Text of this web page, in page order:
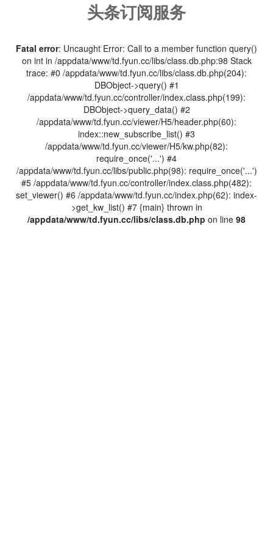
头条订阅服务
Fatal error: Uncaught Error: Call to a member function query()
on int in /appdata/www/td.fyun.cc/libs/class.db.php:98 Stack
trace: #0 /appdata/www/td.fyun.cc/libs/class.db.php(204):
DBObject->query() #1
/appdata/www/td.fyun.cc/controller/index.class.php(199):
DBObject->query_data() #2
/appdata/www/td.fyun.cc/viewer/H5/header.php(60):
index::new_subscribe_list() #3
/appdata/www/td.fyun.cc/viewer/H5/kw.php(82):
require_once('...') #4
/appdata/www/td.fyun.cc/libs/public.php(98): require_once('...')
#5 /appdata/www/td.fyun.cc/controller/index.class.php(482):
set_viewer() #6 /appdata/www/td.fyun.cc/index.php(62): index-
>get_kw_list() #7 {main} thrown in
/appdata/www/td.fyun.cc/libs/class.db.php on line 98